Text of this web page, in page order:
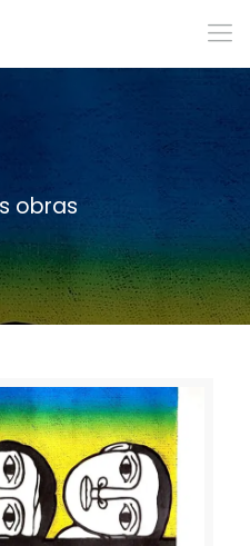
obras